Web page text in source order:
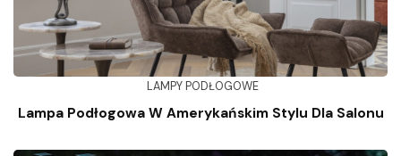
LAMPY PODŁOGOWE
Lampa Podłogowa W Amerykańskim Stylu Dla Salonu